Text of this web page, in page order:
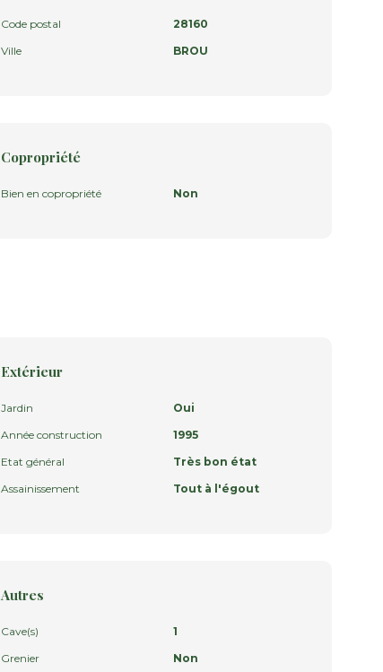
Code postal
28160
Ville
BROU
Copropriété
Bien en copropriété Non
Extérieur
Jardin
Oui
Année construction
1995
Etat général
Très bon état
Assainissement
Tout à l'égout
Autres
Cave(s)
1
Grenier
Non